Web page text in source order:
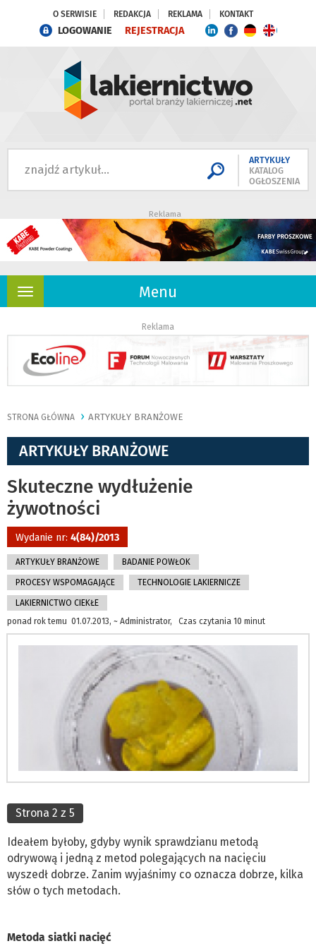
O SERWISIE REDAKCJA REKLAMA KONTAKT
LOGOWANIE REJESTRACJA
ARTYKUŁY
KATALOG
OGŁOSZENIA
Reklama
Menu
Rozwiń
Reklama
STRONA GŁÓWNA ARTYKUŁY BRANŻOWE
ARTYKUŁY BRANŻOWE
Skuteczne wydłużenie
żywotności
Wydanie nr: 4(84)/2013
ARTYKUŁY BRANŻOWE BADANIE POWŁOK
PROCESY WSPOMAGAJĄCE TECHNOLOGIE LAKIERNICZE
LAKIERNICTWO CIEKŁE
ponad rok temu 01.07.2013, ~ Administrator, Czas czytania 10 minut
Strona 2 z 5
Ideałem byłoby, gdyby wynik sprawdzianu metodą
odrywową i jedną z metod polegających na nacięciu
wyszedł dobrze. Zanim wyjaśnimy co oznacza dobrze, kilka
słów o tych metodach.
Metoda siatki nacięć